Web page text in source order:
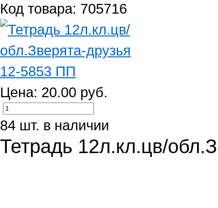
Код товара: 705716
Цена: 20.00 руб.
84 шт. в наличии
Тетрадь 12л.кл.цв/